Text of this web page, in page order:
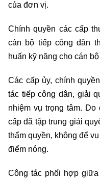
của đơn vị.
Chính quyền các cấp
cán bộ tiếp công dân
huấn kỹ năng cho cán
Các cấp ủy, chính
tác tiếp công dân, giải
nhiệm vụ trọng tâm.
cấp đã tập trung giải
thẩm quyền, không để
điểm nóng.
Công tác phối hợp